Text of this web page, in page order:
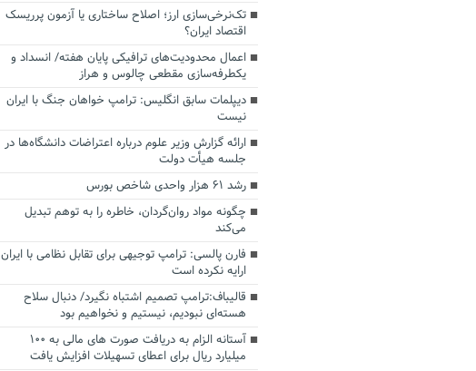
تک‌نرخی‌سازی ارز؛ اصلاح ساختاری یا آزمون پرریسک
اقتصاد ایران؟
اعمال محدودیت‌های ترافیکی پایان هفته/ انسداد و
یکطرفه‌سازی مقطعی چالوس و هراز
دیپلمات سابق انگلیس:‌ ترامپ خواهان جنگ با ایران
نیست
ارائه گزارش وزیر علوم درباره اعتراضات دانشگاه‌ها در
جلسه هیأت دولت
رشد ۶۱ هزار واحدی شاخص بورس
چگونه مواد روان‌گردان، خاطره را به توهم تبدیل
می‌کند
فارن پالسی: ترامپ توجیهی برای تقابل نظامی با ایران
ارایه نکرده است
قالیباف:ترامپ تصمیم اشتباه نگیرد/ دنبال سلاح
هسته‌ای نبودیم، نیستیم و نخواهیم بود
آستانه الزام به دریافت صورت های مالی به ۱۰۰
میلیارد ریال برای اعطای تسهیلات افزایش یافت